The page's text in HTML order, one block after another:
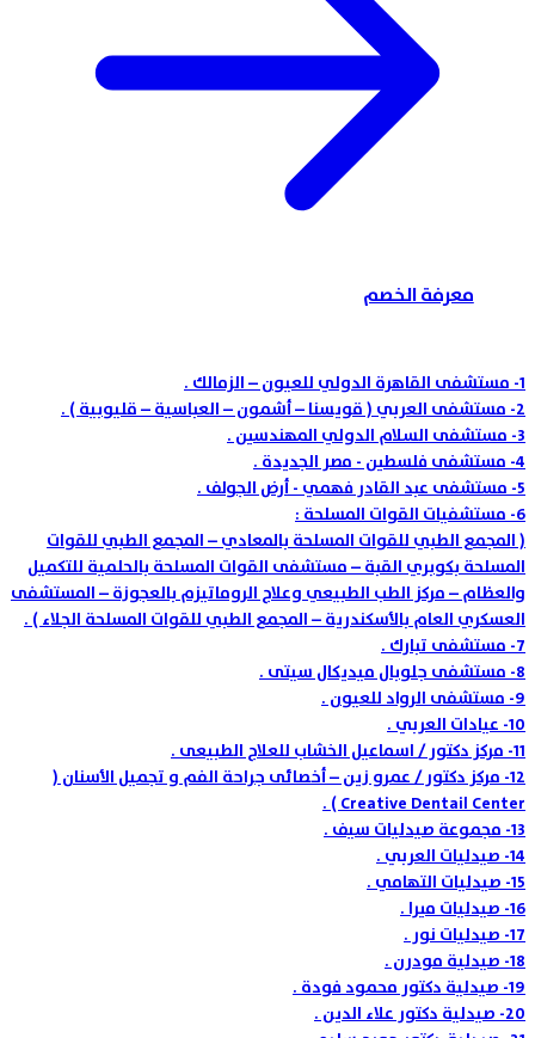
معرفة الخصم
1- مستشفى القاهرة الدولي للعيون – الزمالك .
2- مستشفى العربي ( قويسنا – أشمون – العباسية – قليوبية ) .
3- مستشفى السلام الدولي المهندسين .
4- مستشفى فلسطين - مصر الجديدة .
5- مستشفى عبد القادر فهمي - أرض الجولف .
6- مستشفيات القوات المسلحة :
( المجمع الطبي للقوات المسلحة بالمعادي – المجمع الطبي للقوات
المسلحة بكوبري القبة – مستشفى القوات المسلحة بالحلمية للتكميل
والعظام – مركز الطب الطبيعي وعلاج الروماتيزم بالعجوزة – المستشفى
العسكري العام بالأسكندرية – المجمع الطبي للقوات المسلحة الجلاء ) .
7- مستشفى تبارك .
8- مستشفى جلوبال ميديكال سيتى .
9- مستشفى الرواد للعيون .
10- عيادات العربي .
11- مركز دكتور / اسماعيل الخشاب للعلاج الطبيعى .
12- مركز دكتور / عمرو زين – أخصائى جراحة الفم و تجميل الأسنان (
Creative Dentail Center ) .
13- مجموعة صيدليات سيف .
14- صيدليات العربي .
15- صيدليات التهامي .
16- صيدليات ميرا .
17- صيدليات نور .
18- صيدلية مودرن .
19- صيدلية دكتور محمود فودة .
20- صيدلية دكتور علاء الدين .